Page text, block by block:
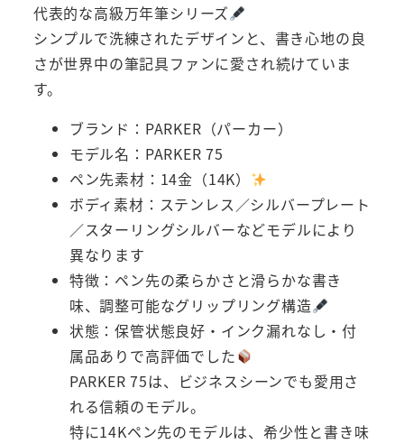
代表的な高級万年筆シリーズ
シンプルで洗練されたデザインと、書き心地の良
さが世界中の筆記具ファンに愛され続けていま
す。
ブランド：PARKER（パーカー）
モデル名：PARKER 75
ペン先素材：14金（14K）
ボディ素材：ステンレス／シルバープレート
／スターリングシルバーなどモデルにより
異なります
特徴：ペン先の柔らかさと滑らかな書き
味、調整可能なグリップリング構造
状態：保管状態良好・インク漏れなし・付
属品ありで高評価でした
PARKER 75は、ビジネスシーンでも愛用さ
れる信頼のモデル。
特に14Kペン先のモデルは、希少性と書き味